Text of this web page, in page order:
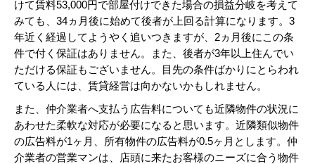
けて賃料53,000円で部屋付けできた場合の損益分岐を考えて
みても、34ヵ月後に始めて後者が上回る計算になります。3
年近く経過してようやく追いつきますが、2ヵ月後にこの条
件で付く保証はありません。また、後者が3年以上住んでい
ただける保証もございません。目先の条件ばかりにとらわれ
ている人には、賃貸経営は向かないかもしれません。
また、仲介業者へ支払う広告料についても近隣物件の状況に
あわせた柔軟な対応が必要になると思います。近隣類似物件
の広告料が1ヶ月、所有物件の広告料が0.5ヶ月とします。仲
介業者の営業マンは、店頭に来たお客様のニーズに合う物件